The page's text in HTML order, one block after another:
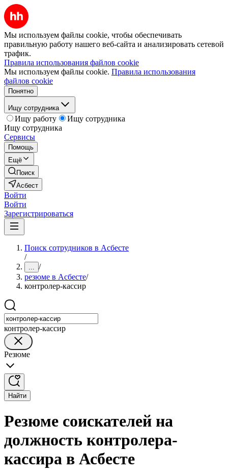
Мы используем файлы cookie, чтобы обеспечивать
правильную работу нашего веб-сайта и анализировать сетевой
трафик.
Правила использования файлов cookie
Мы используем файлы cookie. Правила использования
файлов cookie
Понятно
Ищу сотрудника
Ищу работу
Ищу сотрудника
Ищу сотрудника
Сервисы
Помощь
Ещё
Поиск
Асбест
Войти
Войти
Зарегистрироваться
Поиск сотрудников в Асбесте
/
... /
резюме в Асбесте/
контролер-кассир
контролер-кассир
Резюме
Найти
Резюме соискателей на
должность контролера-
кассира в Асбесте